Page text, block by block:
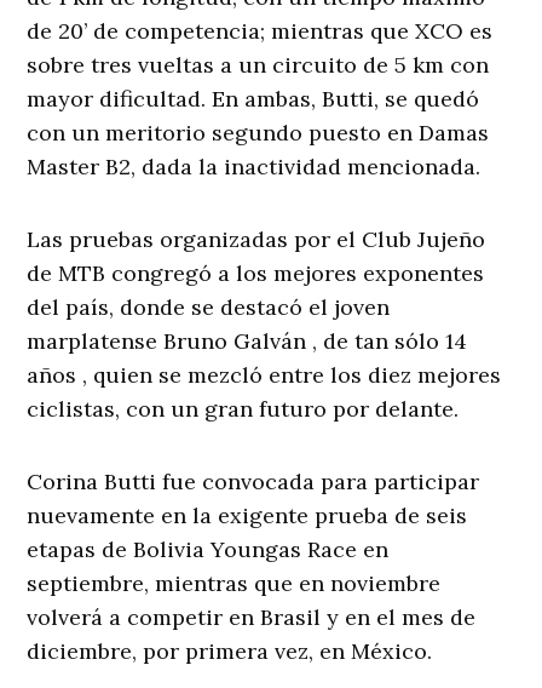
de 20’ de competencia; mientras que XCO es
sobre tres vueltas a un circuito de 5 km con
mayor dificultad. En ambas, Butti, se quedó
con un meritorio segundo puesto en Damas
Master B2, dada la inactividad mencionada.
Las pruebas organizadas por el Club Jujeño
de MTB congregó a los mejores exponentes
del país, donde se destacó el joven
marplatense Bruno Galván , de tan sólo 14
años , quien se mezcló entre los diez mejores
ciclistas, con un gran futuro por delante.
Corina Butti fue convocada para participar
nuevamente en la exigente prueba de seis
etapas de Bolivia Youngas Race en
septiembre, mientras que en noviembre
volverá a competir en Brasil y en el mes de
diciembre, por primera vez, en México.